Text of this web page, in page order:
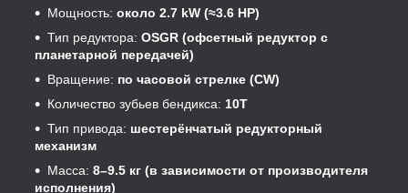
Мощность: около 2.7 kW (≈3.6 HP)
Тип редуктора: OSGR (офсетный редуктор с
планетарной передачей)
Вращение: по часовой стрелке (CW)
Количество зубьев бендикса: 10T
Тип привода: шестерёнчатый редукторный
механизм
Масса: 8–9.5 кг (в зависимости от производителя
исполнения)